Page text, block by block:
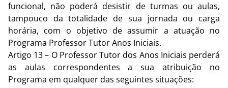
funcional, não poderá desistir de turmas ou aulas,
tampouco da totalidade de sua jornada ou carga
horária, com o objetivo de assumir a atuação no
Programa Professor Tutor Anos Iniciais.
Artigo 13 – O Professor Tutor dos Anos Iniciais perderá
as aulas correspondentes a sua atribuição no
Programa em qualquer das seguintes situações: